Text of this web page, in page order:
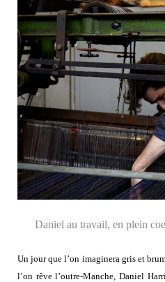
Daniel au travail, en plein
Un jour que l’on imaginera gris et
l’on rêve l’outre-Manche, Daniel